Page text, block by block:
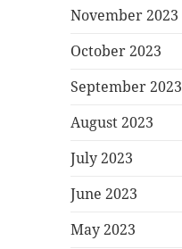
November 2023
October 2023
September 2023
August 2023
July 2023
June 2023
May 2023